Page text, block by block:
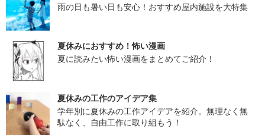
雨の日も暑い日も安心！おすすめ屋内施設を大特集
夏休みにおすすめ！怖い漫画
夏に読みたい怖い漫画をまとめてご紹介！
夏休みの工作のアイデア集
学年別に夏休みの工作アイデアを紹介。無理なく無
駄なく、自由工作に取り組もう！